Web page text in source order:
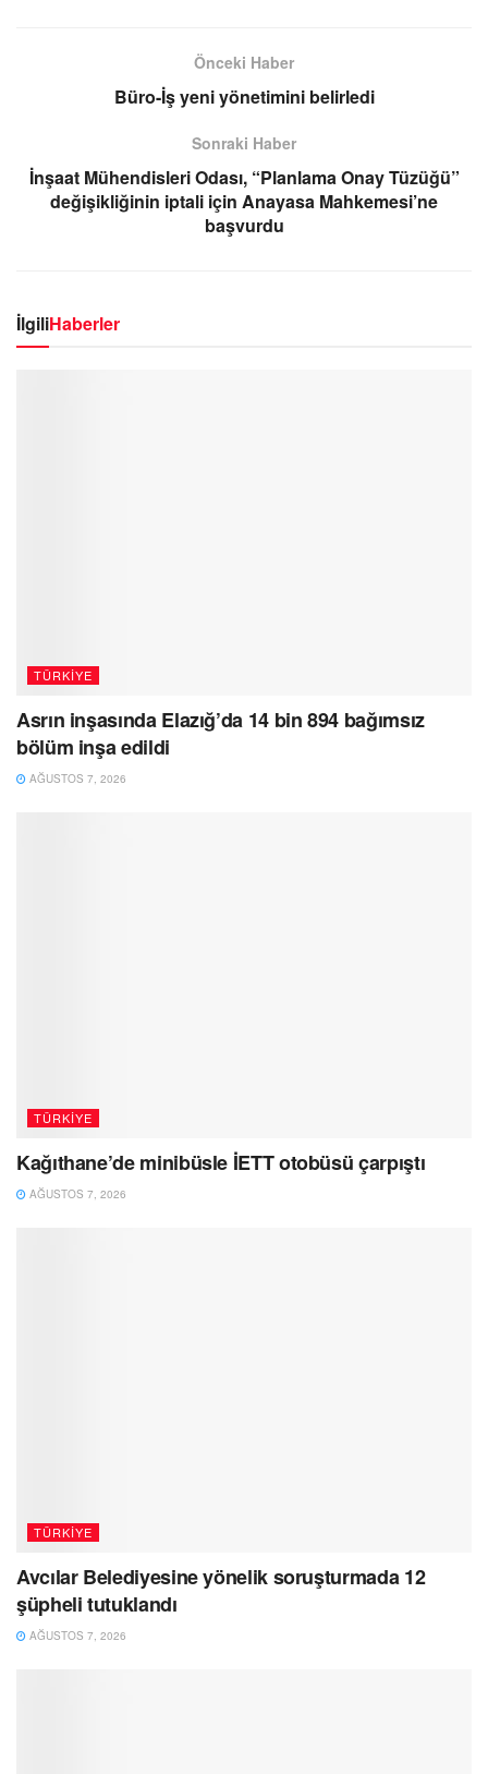
Önceki Haber
Büro-İş yeni yönetimini belirledi
Sonraki Haber
İnşaat Mühendisleri Odası, “Planlama Onay Tüzüğü”
değişikliğinin iptali için Anayasa Mahkemesi’ne
başvurdu
İlgiliHaberler
TÜRKIYE
Asrın inşasında Elazığ’da 14 bin 894 bağımsız
bölüm inşa edildi
AĞUSTOS 7, 2026
TÜRKIYE
Kağıthane’de minibüsle İETT otobüsü çarpıştı
AĞUSTOS 7, 2026
TÜRKIYE
Avcılar Belediyesine yönelik soruşturmada 12
şüpheli tutuklandı
AĞUSTOS 7, 2026